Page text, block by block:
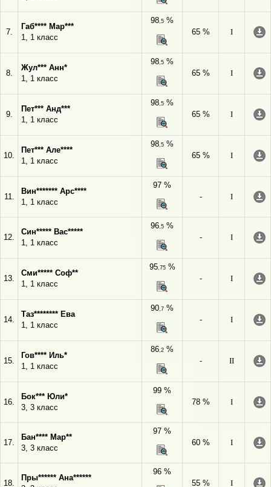
7.
Габ**** Мар***
1, 1 класс
98,5 %
65 %
I
8.
Жул*** Анн*
1, 1 класс
98,5 %
65 %
I
9.
Пет*** Анд***
1, 1 класс
98,5 %
65 %
I
10.
Пет*** Але****
1, 1 класс
98,5 %
65 %
I
11.
Вин******* Арс****
1, 1 класс
97 %
-
I
12.
Син***** Вас*****
1, 1 класс
96,5 %
-
I
13.
Сми***** Соф**
1, 1 класс
95,75%
-
I
14.
Таз******** Ева
1, 1 класс
90,7 %
-
I
15.
Гов**** Иль*
1, 1 класс
86,2 %
-
II
16.
Бок*** Юли*
3, 3 класс
99 %
78 %
I
17.
Бан**** Мар**
3, 3 класс
97 %
60 %
I
18.
Пры****** Ана******
96 %
55 %
I